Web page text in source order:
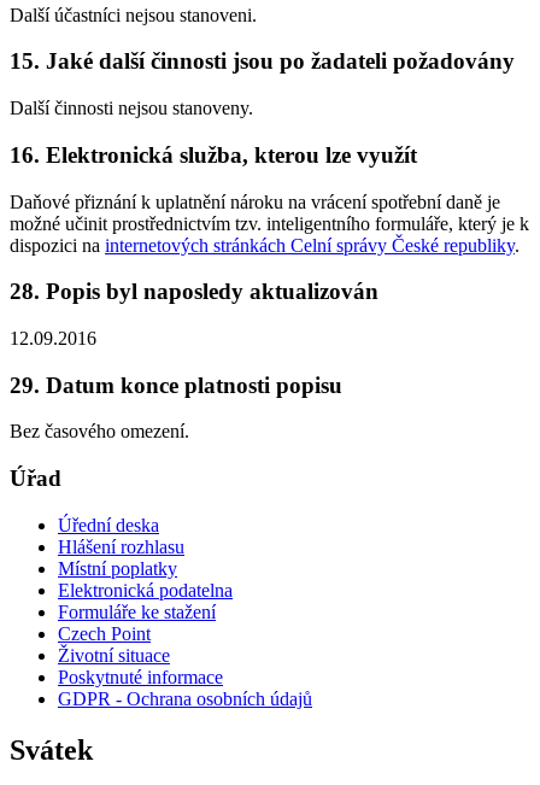
Další účastníci nejsou stanoveni.
15. Jaké další činnosti jsou po žadateli požadovány
Další činnosti nejsou stanoveny.
16. Elektronická služba, kterou lze využít
Daňové přiznání k uplatnění nároku na vrácení spotřební daně je
možné učinit prostřednictvím tzv. inteligentního formuláře, který je k
dispozici na internetových stránkách Celní správy České republiky.
28. Popis byl naposledy aktualizován
12.09.2016
29. Datum konce platnosti popisu
Bez časového omezení.
Úřad
Úřední deska
Hlášení rozhlasu
Místní poplatky
Elektronická podatelna
Formuláře ke stažení
Czech Point
Životní situace
Poskytnuté informace
GDPR - Ochrana osobních údajů
Svátek